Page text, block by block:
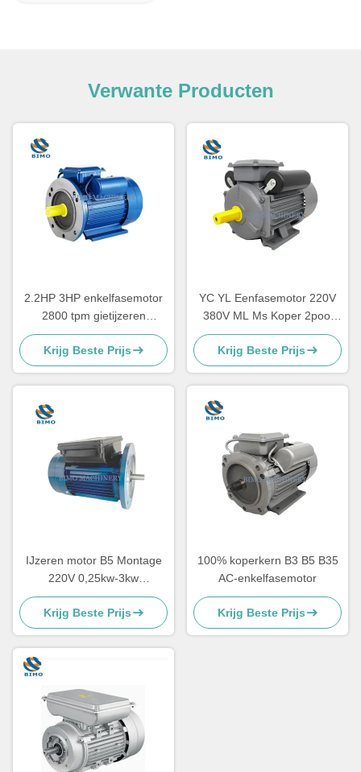
Verwante Producten
2.2HP 3HP enkelfasemotor
2800 tpm gietijzeren
behuizing condensator
Startmotor CSR
Krijg Beste Prijs
YC YL Eenfasemotor 220V
380V ML Ms Koper 2pool
4pool 2.2kw 1.5kw 1.1kw
0.75kw 3kw
Krijg Beste Prijs
IJzeren motor B5 Montage
220V 0,25kw-3kw
Asynchrone motor met één
fase
Krijg Beste Prijs
100% koperkern B3 B5 B35
AC-enkelfasemotor
Krijg Beste Prijs